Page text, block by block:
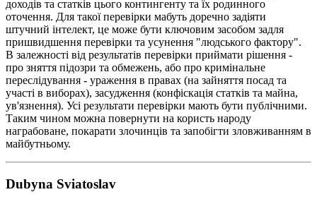
доходів та статків цього контингенту та їх родинного
оточення. Для такої перевірки мабуть доречно задіяти
штучний інтелект, це може бути ключовим засобом задля
пришвидшення перевірки та усунення "людського фактору".
В залежності від результатів перевірки приймати рішення -
про зняття підозри та обмежень, або про кримінальне
переслідування - ураження в правах (на зайняття посад та
участі в виборах), засудження (конфіскація статків та майна,
ув'язнення). Усі результати перевірки мають бути публічними.
Таким чином можна повернути на користь народу
награбоване, покарати злочинців та запобігти зловживанням в
майбутньому.
Dubyna Sviatoslav